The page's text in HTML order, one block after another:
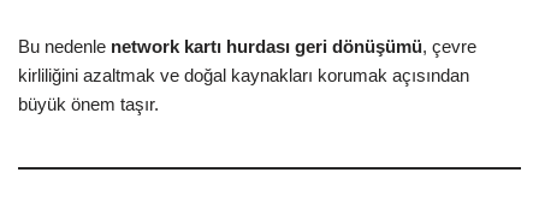
Bu nedenle network kartı hurdası geri dönüşümü, çevre
kirliliğini azaltmak ve doğal kaynakları korumak açısından
büyük önem taşır.